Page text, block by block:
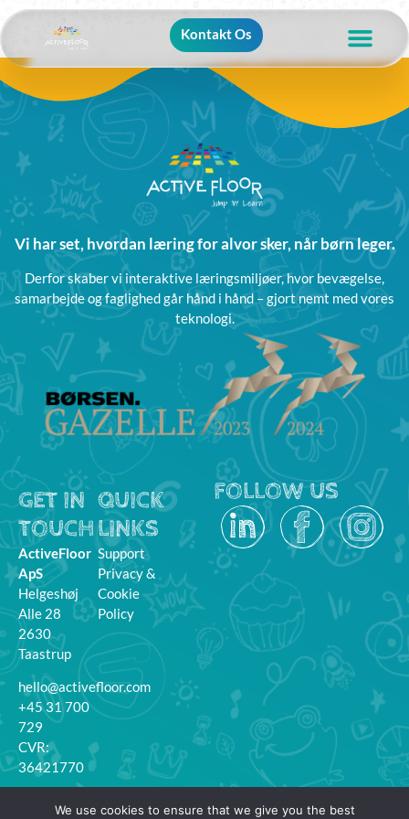
Kontakt Os
Vi har set, hvordan læring for alvor sker, når børn leger.
Derfor skaber vi interaktive læringsmiljøer, hvor bevægelse,
samarbejde og faglighed går hånd i hånd – gjort nemt med vores
teknologi.
GET IN
TOUCH
ActiveFloor
ApS
Helgeshøj
Alle 28
2630
Taastrup
hello@activefloor.com
+45 31 700
729
CVR:
36421770
QUICK
LINKS
Support
Privacy &
Cookie
Policy
MyFloor
FOLLOW US
We use cookies to ensure that we give you the best